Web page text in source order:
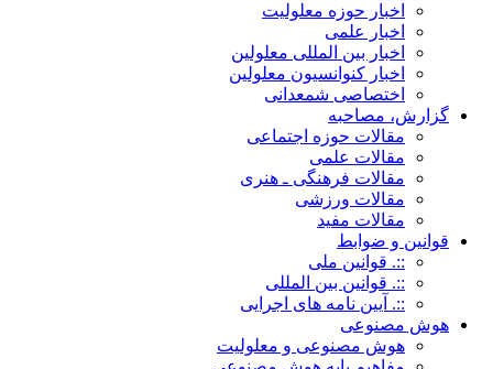
اخبار حوزه معلولیت
اخبار علمی
اخبار بین المللی معلولین
اخبار کنوانسیون معلولین
اختصاصی شمعدانی
گزارش، مصاحبه
مقالات حوزه اجتماعی
مقالات علمی
مقالات فرهنگی ـ هنری
مقالات ورزشی
مقالات مفید
قوانین و ضوابط
::. قوانین ملی
::. قوانین بین المللی
::. آیین نامه های اجرایی
هوش مصنوعی
هوش مصنوعی و معلولیت